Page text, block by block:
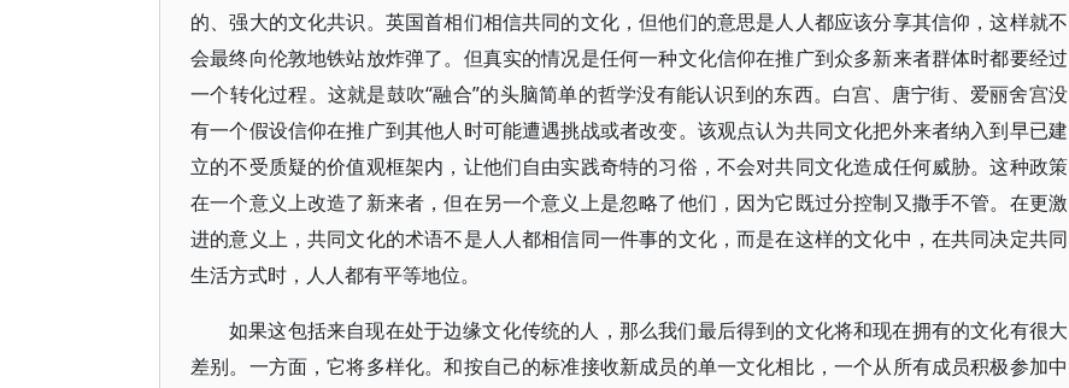
的、强大的文化共识。英国首相们相信共同的文化，但他们的意思是人人都应该分享其信仰，这样就不
会最终向伦敦地铁站放炸弹了。但真实的情况是任何一种文化信仰在推广到众多新来者群体时都要经过
一个转化过程。这就是鼓吹“融合”的头脑简单的哲学没有能认识到的东西。白宫、唐宁街、爱丽舍宫没
有一个假设信仰在推广到其他人时可能遭遇挑战或者改变。该观点认为共同文化把外来者纳入到早已建
立的不受质疑的价值观框架内，让他们自由实践奇特的习俗，不会对共同文化造成任何威胁。这种政策
在一个意义上改造了新来者，但在另一个意义上是忽略了他们，因为它既过分控制又撒手不管。在更激
进的意义上，共同文化的术语不是人人都相信同一件事的文化，而是在这样的文化中，在共同决定共同
生活方式时，人人都有平等地位。
如果这包括来自现在处于边缘文化传统的人，那么我们最后得到的文化将和现在拥有的文化有很大
差别。一方面，它将多样化。和按自己的标准接收新成员的单一文化相比，一个从所有成员积极参加中